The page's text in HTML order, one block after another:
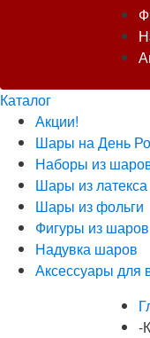
Каталог
Акции!
Шары на День
Наборы из
Шары из латекса
Шары из фольги
Фигуры из шаров
Надувка шаров
Аксессуары для
-